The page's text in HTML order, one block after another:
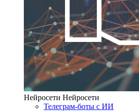
Нейросети Нейросети
Телеграм-боты с ИИ